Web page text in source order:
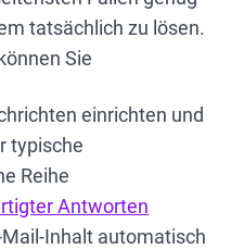
tatsächlich zu lösen.
Sie
einrichten und
typische
Reihe
Antworten
Inhalt automatisch